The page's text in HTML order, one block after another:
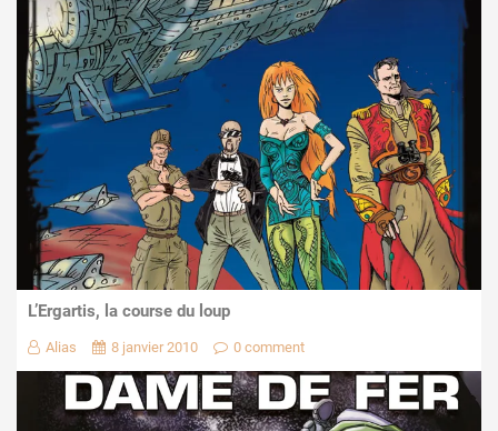
L’Ergartis, la course du loup
Alias 8 janvier 2010 0 comment